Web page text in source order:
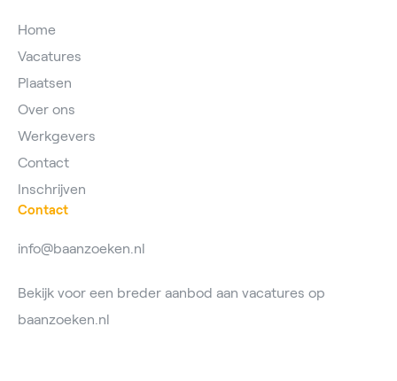
Home
Vacatures
Plaatsen
Over ons
Werkgevers
Contact
Inschrijven
Contact
info@baanzoeken.nl
Bekijk voor een breder aanbod aan vacatures op
baanzoeken.nl